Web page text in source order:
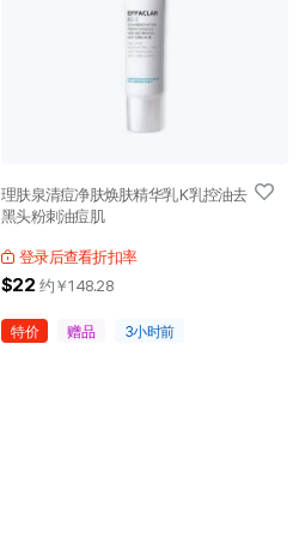
理肤泉清痘净肤焕肤精华乳 K乳控油去
黑头粉刺油痘肌
登录后查看折扣率
$22 约￥148.28
特价 赠品 3小时前